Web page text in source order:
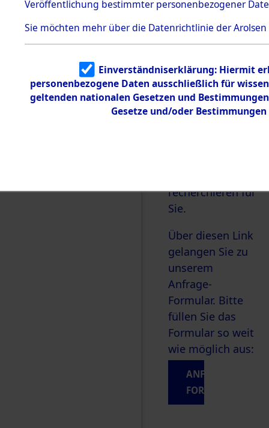
heute nur einen
kleinen Teil der
Dokumente.
Wenn Sie
Informationen
über NS-
Verfolgte und
recherchieren für
Sie.
Über diesen Link
gelangen Sie zu
unserem
Anfrage-
Formular. Bitte
füllen Sie das
Formular so weit
wie möglich aus:
ANFRAGE-
FORMULAR
Veröffentlichung bestimmter personenbezogener
Sie möchten mehr über die Datenrichtlinie der Arolsen
Einverständniserklärung: Hiermit
personenbezogene Daten ausschließlich für
geltenden nationalen Gesetzen und
Gesetze und/oder